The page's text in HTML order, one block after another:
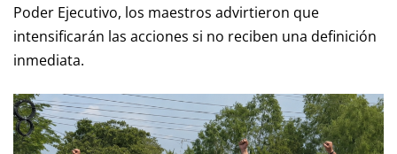
Poder Ejecutivo, los maestros advirtieron que
intensificarán las acciones si no reciben una definición
inmediata.